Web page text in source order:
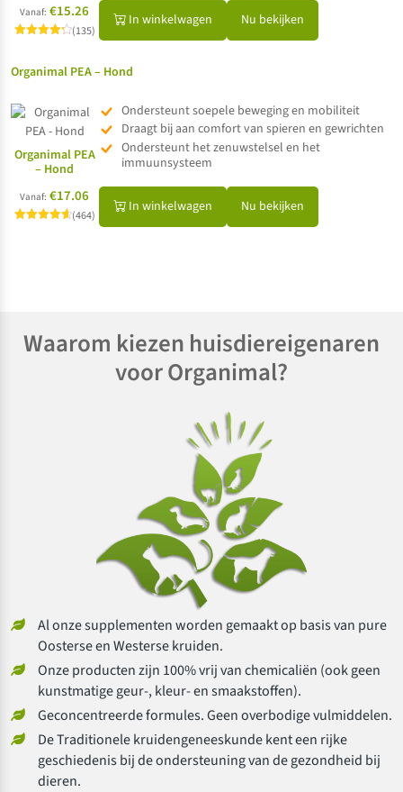
Vanaf: €15.26
uit 5
(135)
In winkelwagen Nu bekijken
Organimal PEA – Hond
Organimal PEA
– Hond
Vanaf: €17.06
(464)
Ondersteunt soepele beweging en mobiliteit
Draagt bij aan comfort van spieren en gewrichten
Ondersteunt het zenuwstelsel en het
immuunsysteem
In winkelwagen Nu bekijken
Waarom kiezen huisdiereigenaren
voor Organimal?
Al onze supplementen worden gemaakt op basis van pure
Oosterse en Westerse kruiden.
Onze producten zijn 100% vrij van chemicaliën (ook geen
kunstmatige geur-, kleur- en smaakstoffen).
Geconcentreerde formules. Geen overbodige vulmiddelen.
De Traditionele kruidengeneeskunde kent een rijke
geschiedenis bij de ondersteuning van de gezondheid bij
dieren.